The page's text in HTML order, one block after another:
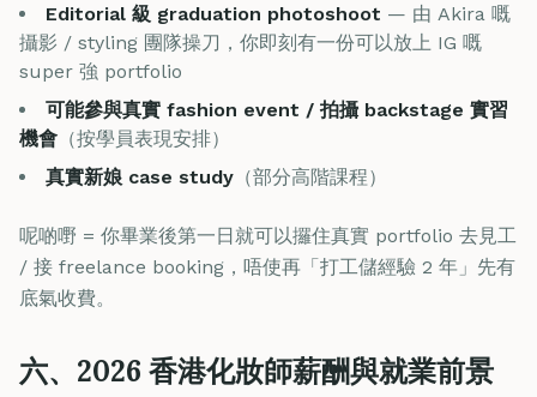
Editorial 級 graduation photoshoot — 由 Akira 嘅
攝影 / styling 團隊操刀，你即刻有一份可以放上 IG 嘅
super 強 portfolio
可能參與真實 fashion event / 拍攝 backstage 實習
機會 （按學員表現安排）
真實新娘 case study （部分高階課程）
呢啲嘢 = 你畢業後第一日就可以攞住真實 portfolio 去見工
/ 接 freelance booking，唔使再「打工儲經驗 2 年」先有
底氣收費。
六、2026 香港化妝師薪酬與就業前景